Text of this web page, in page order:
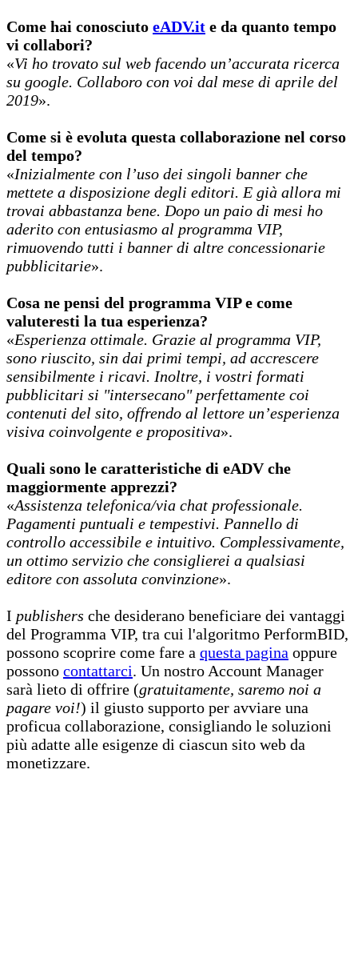
Come hai conosciuto eADV.it e da quanto tempo
vi collabori?
«Vi ho trovato sul web facendo un’accurata ricerca
su google. Collaboro con voi dal mese di aprile del
2019».
Come si è evoluta questa collaborazione nel corso
del tempo?
«Inizialmente con l’uso dei singoli banner che
mettete a disposizione degli editori. E già allora mi
trovai abbastanza bene. Dopo un paio di mesi ho
aderito con entusiasmo al programma VIP,
rimuovendo tutti i banner di altre concessionarie
pubblicitarie».
Cosa ne pensi del programma VIP e come
valuteresti la tua esperienza?
«Esperienza ottimale. Grazie al programma VIP,
sono riuscito, sin dai primi tempi, ad accrescere
sensibilmente i ricavi. Inoltre, i vostri formati
pubblicitari si "intersecano" perfettamente coi
contenuti del sito, offrendo al lettore un’esperienza
visiva coinvolgente e propositiva».
Quali sono le caratteristiche di eADV che
maggiormente apprezzi?
«Assistenza telefonica/via chat professionale.
Pagamenti puntuali e tempestivi. Pannello di
controllo accessibile e intuitivo. Complessivamente,
un ottimo servizio che consiglierei a qualsiasi
editore con assoluta convinzione».
I publishers che desiderano beneficiare dei vantaggi
del Programma VIP, tra cui l'algoritmo PerformBID,
possono scoprire come fare a questa pagina oppure
possono contattarci. Un nostro Account Manager
sarà lieto di offrire (gratuitamente, saremo noi a
pagare voi!) il giusto supporto per avviare una
proficua collaborazione, consigliando le soluzioni
più adatte alle esigenze di ciascun sito web da
monetizzare.